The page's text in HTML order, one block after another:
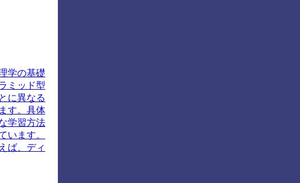
学の基礎
ミッド型
に異なる
す。具体
学習方法
います。
ば、ディ